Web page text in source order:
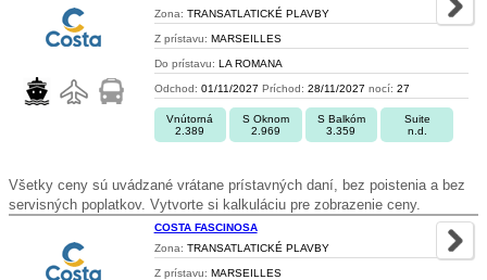
Zona: TRANSATLATICKÉ PLAVBY
Z prístavu: MARSEILLES
Do prístavu: LA ROMANA
Odchod: 01/11/2027 Príchod: 28/11/2027 nocí: 27
Vnútorná
2.389
S Oknom
2.969
S Balkóm
3.359
Suite
n.d.
Všetky ceny sú uvádzané vrátane prístavných daní, bez poistenia a bez
servisných poplatkov. Vytvorte si kalkuláciu pre zobrazenie ceny.
COSTA FASCINOSA
Zona: TRANSATLATICKÉ PLAVBY
Z prístavu: MARSEILLES